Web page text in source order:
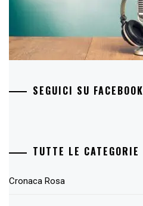
SEGUICI SU FACEBOOK
TUTTE LE CATEGORIE
Cronaca Rosa